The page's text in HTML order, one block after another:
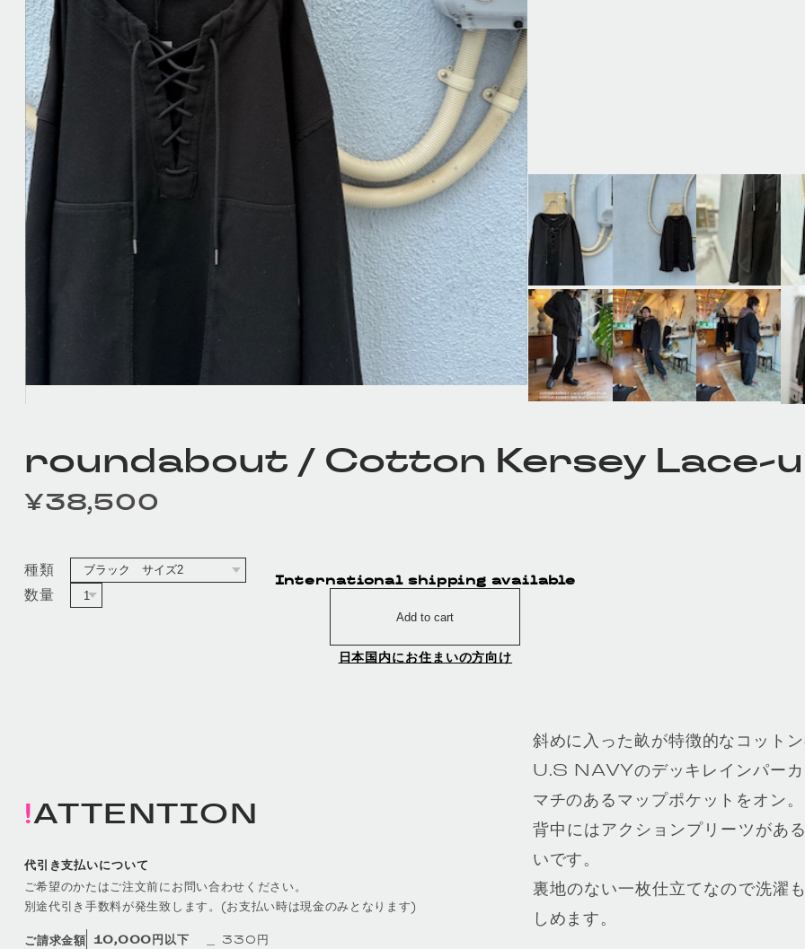
roundabout / Cotton Kersey Lace-
定価
¥38,500
種類
数量
International shipping available
Add to cart
日本国内にお住まいの方向け
斜めに入った畝が特徴的なコット
U.S NAVYのデッキレインパーカ
マチのあるマップポケットをオン。
背中にはアクションプリーツがあ
いです。
裏地のない一枚仕立てなので洗濯
しめます。
ATTENTION
代引き支払いについて
ご希望のかたはご注文前にお問い合わせください。
別途代引き手数料が発生致します。(お支払い時は現金のみとなります)
ご請求金額 10,000円以下
＿ 330円